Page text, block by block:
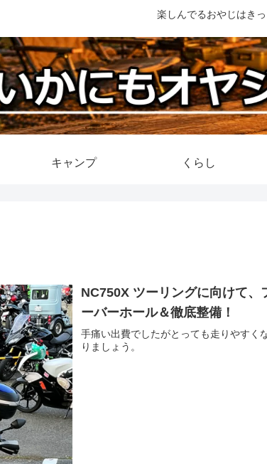
楽しんでるおやじはき
キャンプ くらし
NC750X ツーリングに向けて、
ーバーホール＆徹底整備！
手痛い出費でしたがとっても走りやすく
りましょう。